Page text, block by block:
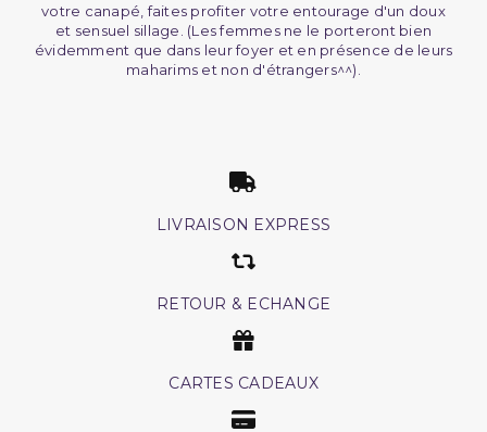
(1 avis)
votre canapé, faites profiter votre entourage d'un doux
et sensuel sillage. (Les femmes ne le porteront bien
évidemment que dans leur foyer et en présence de leurs
maharims et non d'étrangers^^).
LIVRAISON EXPRESS
RETOUR & ECHANGE
CARTES CADEAUX